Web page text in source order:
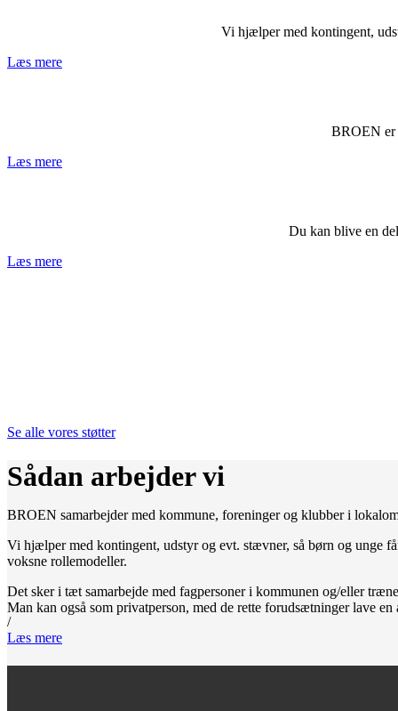
Vi hjælper med kontingent,
Læs mere
BROEN er
Læs mere
Du kan blive en
Læs mere
/
Se alle vores støtter
Sådan arbejder vi
BROEN samarbejder med kommune, foreninger og klubber i
Vi hjælper med kontingent, udstyr og evt. stævner, så børn og unge
voksne rollemodeller.
Det sker i tæt samarbejde med fagpersoner i kommunen og/eller
Man kan også som privatperson, med de rette forudsætninger lave en
Læs mere